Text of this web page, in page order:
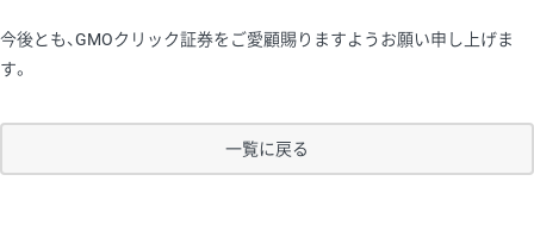
今後とも、GMOクリック証券をご愛顧賜りますようお願い申し上げま
す。
一覧に戻る